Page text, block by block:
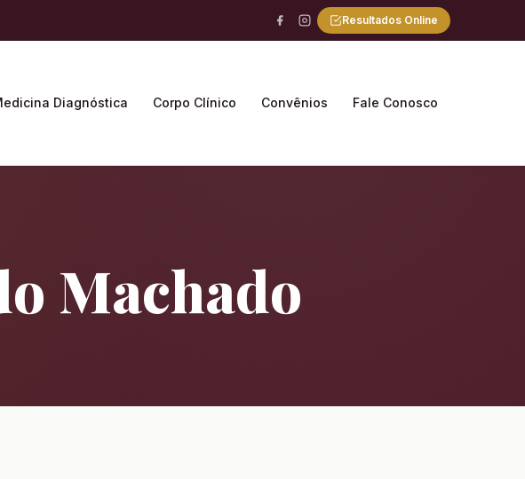
Resultados Online
Diagnóstica Corpo Clínico Convênios Fale Conosco
Machado